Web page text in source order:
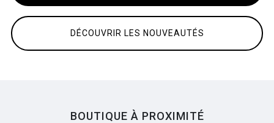
DÉCOUVRIR LES NOUVEAUTÉS
BOUTIQUE À PROXIMITÉ